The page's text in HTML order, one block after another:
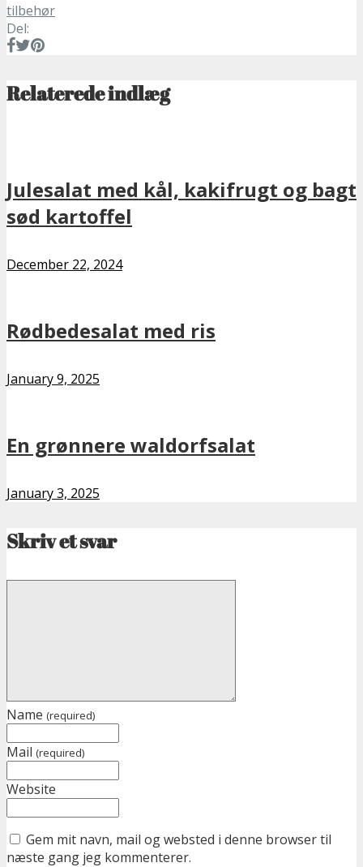
tilbehør
Del:
Relaterede indlæg
Julesalat med kål, kakifrugt og bagt
sød kartoffel
December 22, 2024
Rødbedesalat med ris
January 9, 2025
En grønnere waldorfsalat
January 3, 2025
Skriv et svar
Name (required)
Mail (required)
Website
Gem mit navn, mail og websted i denne browser til
næste gang jeg kommenterer.